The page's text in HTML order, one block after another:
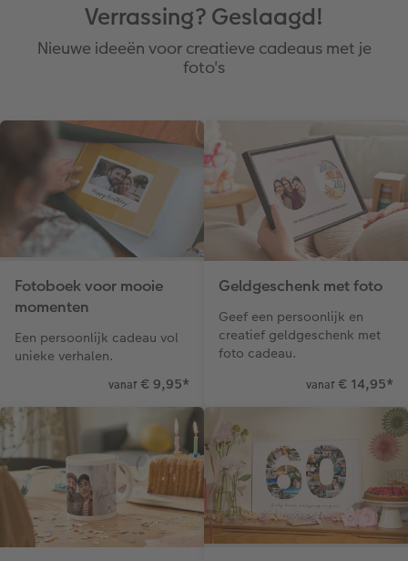
Verrassing? Geslaagd!
Nieuwe ideeën voor creatieve cadeaus met je
foto's
Fotoboek voor mooie
momenten
Een persoonlijk cadeau vol
unieke verhalen.
vanaf € 9,95*
Geldgeschenk met foto
Geef een persoonlijk en
creatief geldgeschenk met
foto cadeau.
vanaf € 14,95*